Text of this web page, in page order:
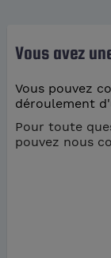
Vous avez
Vous pouvez
déroulement
Pour toute
pouvez nous